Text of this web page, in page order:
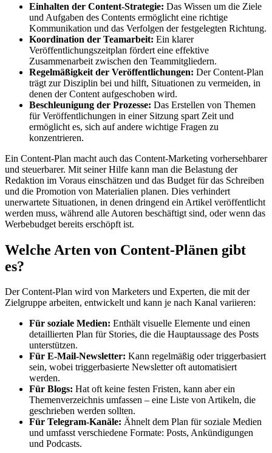
Einhalten der Content-Strategie: Das Wissen um die Ziele
und Aufgaben des Contents ermöglicht eine richtige
Kommunikation und das Verfolgen der festgelegten Richtung.
Koordination der Teamarbeit: Ein klarer
Veröffentlichungszeitplan fördert eine effektive
Zusammenarbeit zwischen den Teammitgliedern.
Regelmäßigkeit der Veröffentlichungen: Der Content-Plan
trägt zur Disziplin bei und hilft, Situationen zu vermeiden, in
denen der Content aufgeschoben wird.
Beschleunigung der Prozesse: Das Erstellen von Themen
für Veröffentlichungen in einer Sitzung spart Zeit und
ermöglicht es, sich auf andere wichtige Fragen zu
konzentrieren.
Ein Content-Plan macht auch das Content-Marketing vorhersehbarer
und steuerbarer. Mit seiner Hilfe kann man die Belastung der
Redaktion im Voraus einschätzen und das Budget für das Schreiben
und die Promotion von Materialien planen. Dies verhindert
unerwartete Situationen, in denen dringend ein Artikel veröffentlicht
werden muss, während alle Autoren beschäftigt sind, oder wenn das
Werbebudget bereits erschöpft ist.
Welche Arten von Content-Plänen gibt
es?
Der Content-Plan wird von Marketers und Experten, die mit der
Zielgruppe arbeiten, entwickelt und kann je nach Kanal variieren:
Für soziale Medien: Enthält visuelle Elemente und einen
detaillierten Plan für Stories, die die Hauptaussage des Posts
unterstützen.
Für E-Mail-Newsletter: Kann regelmäßig oder triggerbasiert
sein, wobei triggerbasierte Newsletter oft automatisiert
werden.
Für Blogs: Hat oft keine festen Fristen, kann aber ein
Themenverzeichnis umfassen – eine Liste von Artikeln, die
geschrieben werden sollten.
Für Telegram-Kanäle: Ähnelt dem Plan für soziale Medien
und umfasst verschiedene Formate: Posts, Ankündigungen
und Podcasts.